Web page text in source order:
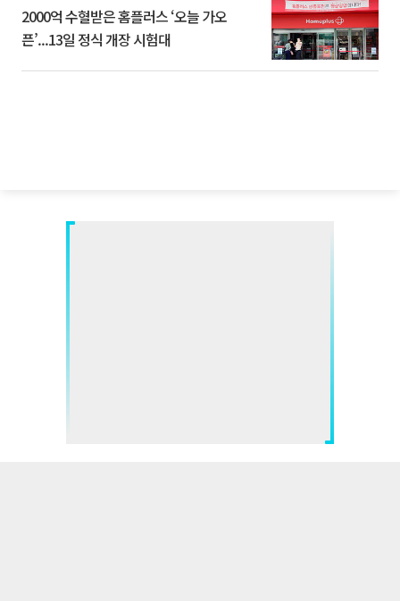
2000억 수혈받은 홈플러스 ‘오늘 가오
픈’...13일 정식 개장 시험대